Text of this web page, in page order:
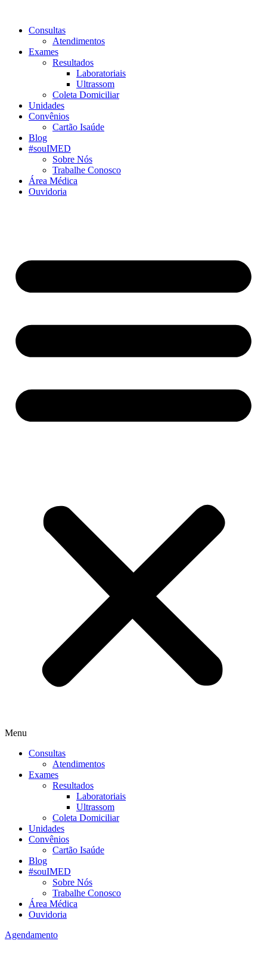
Consultas
Atendimentos
Exames
Resultados
Laboratoriais
Ultrassom
Coleta Domiciliar
Unidades
Convênios
Cartão Isaúde
Blog
#souIMED
Sobre Nós
Trabalhe Conosco
Área Médica
Ouvidoria
Menu
Consultas
Atendimentos
Exames
Resultados
Laboratoriais
Ultrassom
Coleta Domiciliar
Unidades
Convênios
Cartão Isaúde
Blog
#souIMED
Sobre Nós
Trabalhe Conosco
Área Médica
Ouvidoria
Agendamento